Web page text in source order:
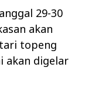
29-30
akan
topeng
akan digelar